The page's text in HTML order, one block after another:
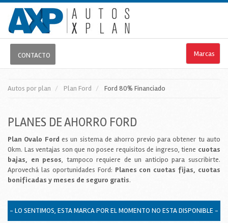
CONTACTO Marcas
Autos por plan Plan Ford Ford 80% Financiado
PLANES DE AHORRO FORD
Plan Ovalo Ford es un sistema de ahorro previo para obtener tu auto
0km. Las ventajas son que no posee requisitos de ingreso, tiene cuotas
bajas, en pesos, tampoco requiere de un anticipo para suscribirte.
Aprovechá las oportunidades Ford: Planes con cuotas fijas, cuotas
bonificadas y meses de seguro gratis.
- LO SENTIMOS, ESTA MARCA POR EL MOMENTO NO ESTA DISPONIBLE -